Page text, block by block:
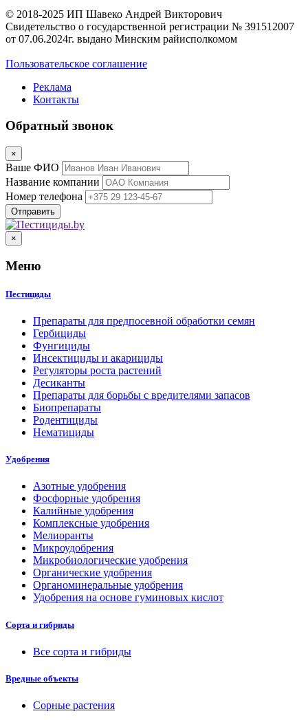
© 2018-2025 ИП Шавеко Андрей Викторович
Свидетельство о государственной регистрации № 391512007
от 07.06.2024г. выдано Минским райисполкомом
Пользовательское соглашение
Реклама
Контакты
Обратный звонок
×
Ваше ФИО
Название компании
Номер телефона
×
Меню
Пестициды
Препараты для предпосевной обработки семян
Гербициды
Фунгициды
Инсектициды и акарициды
Регуляторы роста растений
Десиканты
Препараты для борьбы с вредителями запасов
Биопрепараты
Родентициды
Нематициды
Удобрения
Азотные удобрения
Фосфорные удобрения
Калийные удобрения
Комплексные удобрения
Мелиоранты
Микроудобрения
Микробиологические удобрения
Органические удобрения
Органоминеральные удобрения
Удобрения на основе гуминовых кислот
Сорта и гибриды
Все сорта и гибриды
Вредные объекты
Сорные растения